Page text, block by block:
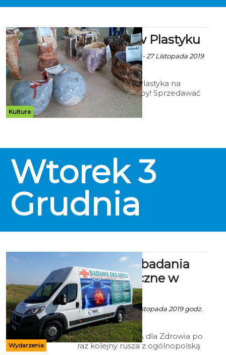
Kultura
Kiermasz w Plastyku
Ekoszalin z mat. inf. - 27 Listopada 2019
godz. 14:19
Zapraszamy do Plastyka na
artystyczne zakupy! Sprzedawać
będziemy prace malarskie,
rysunkowe, ceramiczne,
szkoły!
Wtorek 3
Grudnia
Wydarzenia
Bezpłatne badania
kardiologiczne w
Koszalinie
Ala z mat. inf. - 28 Listopada 2019 godz.
5:45
Fundacja NEUCA dla Zdrowia po
raz kolejny rusza z ogólnopolską